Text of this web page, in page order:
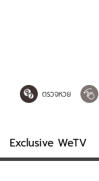
ตรวจหวย
Exclusive WeTV